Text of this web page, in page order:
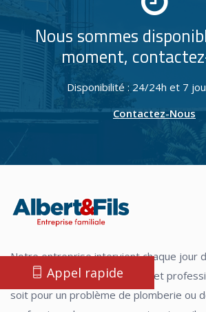
Nous sommes
moment,
Disponibilité : 24/24h et 7
Contactez-Nous
Notre entreprise intervient chaque jour
Marne afin d'aider particuliers et
soit pour un problème de plomberie ou
Appel rapide